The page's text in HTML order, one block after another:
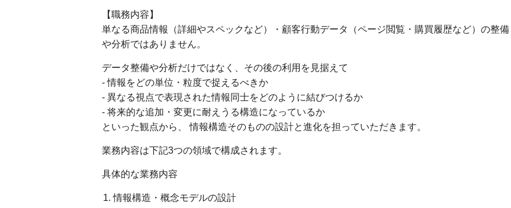
【職務内容】
単なる商品情報（詳細やスペックなど）・顧客行動データ（ページ閲覧・購買履歴など）の整備
や分析ではありません。
データ整備や分析だけではなく、その後の利用を見据えて
- 情報をどの単位・粒度で捉えるべきか
- 異なる視点で表現された情報同士をどのように結びつけるか
- 将来的な追加・変更に耐えうる構造になっているか
といった観点から、 情報構造そのものの設計と進化を担っていただきます。
業務内容は下記3つの領域で構成されます。
具体的な業務内容
情報構造・概念モデルの設計